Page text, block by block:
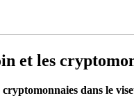
et les
dans le